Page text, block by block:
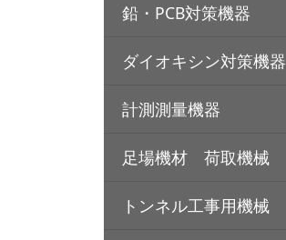
鉛・PCB対策機器
ダイオキシン対策機器
計測測量機器
足場機材 荷取機械
トンネル工事用機械